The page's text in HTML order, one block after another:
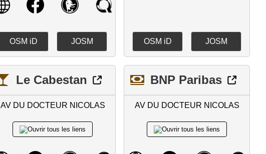
OSM iD JOSM OSM iD JOSM
Le Cabestan
AV DU DOCTEUR NICOLAS
BNP Paribas
AV DU DOCTEUR NICOLAS